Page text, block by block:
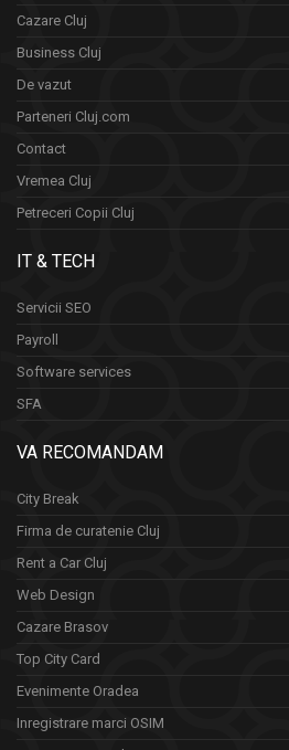
Cazare Cluj
Business Cluj
De vazut
Parteneri Cluj.com
Contact
Vremea Cluj
Petreceri Copii Cluj
IT & TECH
Servicii SEO
Payroll
Software services
SFA
VA RECOMANDAM
City Break
Firma de curatenie Cluj
Rent a Car Cluj
Web Design
Cazare Brasov
Top City Card
Evenimente Oradea
Inregistrare marci OSIM